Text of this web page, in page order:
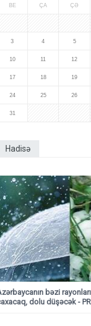
BE ÇA ÇƏ
3 4 5
10 11 12
17 18 19
24 25 26
31
Hadisə
bəzi
dolu düşəcək -